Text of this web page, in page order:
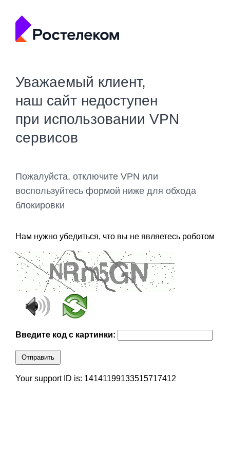
Уважаемый клиент,
наш сайт недоступен
при использовании VPN
сервисов
Пожалуйста, отключите VPN или
воспользуйтесь формой ниже для обхода
блокировки
Нам нужно убедиться, что вы не являетесь роботом
Введите код с картинки:
Отправить
Your support ID is: 14141199133515717412